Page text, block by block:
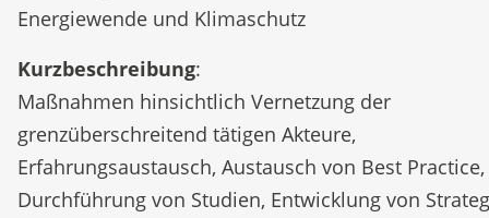
Energiewende und Klimaschutz
Kurzbeschreibung:
Maßnahmen hinsichtlich Vernetzung der
grenzüberschreitend tätigen Akteure,
Erfahrungsaustausch, Austausch von Best Practice,
Durchführung von Studien, Entwicklung von